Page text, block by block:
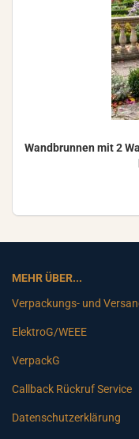
Wand­brun­nen mit 2
MEHR ÜBER...
Verpackungs- und
ElektroG/WEEE
VerpackG
Callback Rückruf Service
Datenschutzerklärung